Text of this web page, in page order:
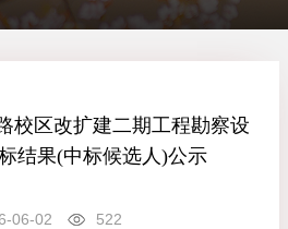
校区改扩建二期工程勘察设
结果(中标候选人)公示
06-02 522